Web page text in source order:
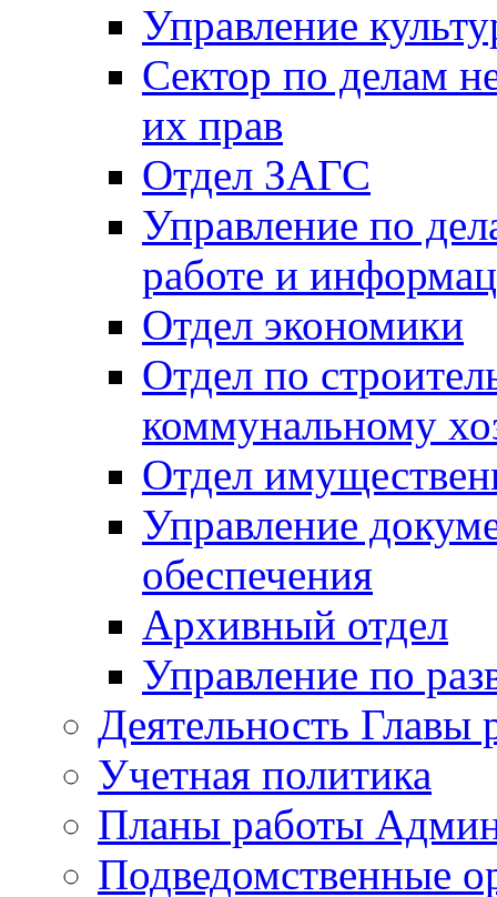
Управление
Сектор по делам
их прав
Отдел ЗАГС
Управление по
работе и
Отдел экономики
Отдел по
коммунальному
Отдел
Управление
обеспечения
Архивный отдел
Управление по
Деятельность Главы
Учетная политика
Планы работы
Подведомственные